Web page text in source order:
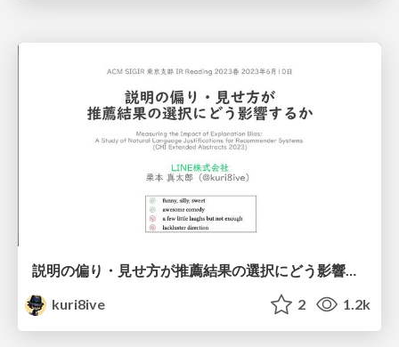
説明の偏り・見せ方が推薦結果の選択にどう影響するか
kuri8ive
2 1.2k